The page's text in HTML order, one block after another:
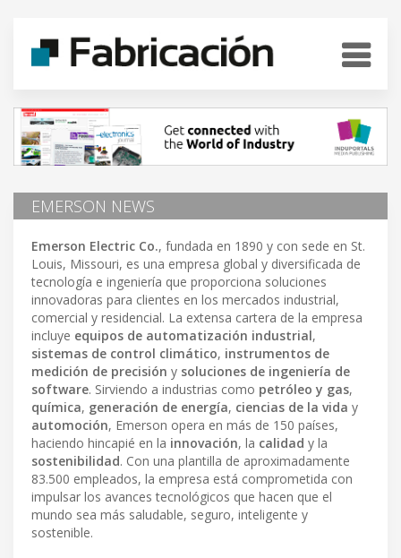
EMERSON NEWS
Emerson Electric Co., fundada en 1890 y con sede en St.
Louis, Missouri, es una empresa global y diversificada de
tecnología e ingeniería que proporciona soluciones
innovadoras para clientes en los mercados industrial,
comercial y residencial. La extensa cartera de la empresa
incluye equipos de automatización industrial,
sistemas de control climático, instrumentos de
medición de precisión y soluciones de ingeniería de
software. Sirviendo a industrias como petróleo y gas,
química, generación de energía, ciencias de la vida y
automoción, Emerson opera en más de 150 países,
haciendo hincapié en la innovación, la calidad y la
sostenibilidad. Con una plantilla de aproximadamente
83.500 empleados, la empresa está comprometida con
impulsar los avances tecnológicos que hacen que el
mundo sea más saludable, seguro, inteligente y
sostenible.